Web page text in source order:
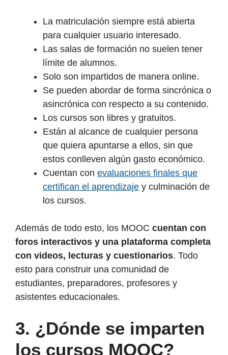
La matriculación siempre está abierta
para cualquier usuario interesado.
Las salas de formación no suelen tener
límite de alumnos.
Solo son impartidos de manera online.
Se pueden abordar de forma sincrónica o
asincrónica con respecto a su contenido.
Los cursos son libres y gratuitos.
Están al alcance de cualquier persona
que quiera apuntarse a ellos, sin que
estos conlleven algún gasto económico.
Cuentan con evaluaciones finales que
certifican el aprendizaje y culminación de
los cursos.
Además de todo esto, los MOOC cuentan con
foros interactivos y una plataforma completa
con videos, lecturas y cuestionarios. Todo
esto para construir una comunidad de
estudiantes, preparadores, profesores y
asistentes educacionales.
3. ¿Dónde se imparten
los cursos MOOC?